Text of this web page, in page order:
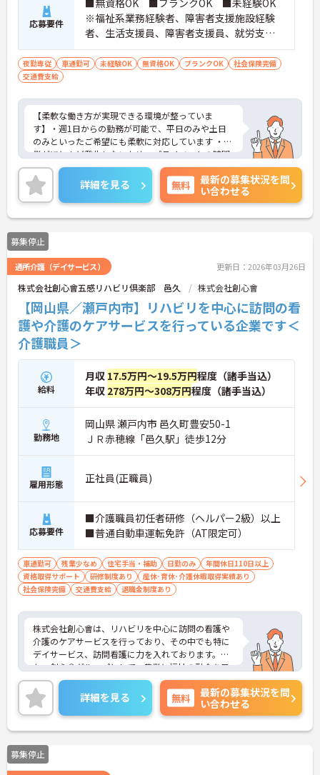
応募要件
※福祉系業務経験者、障害者支援施設経験
者、生活支援員、障害者支援員、就労支援
員、生活相談員等の経験歓迎
夜勤専従 車通勤可 未経験OK 無資格OK ブランクOK
社会保険完備
交通費支給
【柔軟な働き方が実現できる環境が整っていま
す】・週1日からの勤務が可能で、平日のみや土日
のみといったご希望にも柔軟に対応しています ・残
業がほとんど発生しないため、プライベートの時間
やWワークとの両立がしやすい環境です【現場の負
担を軽減するサポート体制が充実しています】・お
食事の準備には食材の宅配サービスを利用してお
り、献立やレシピが決まっているため安心してお仕
事に取り組んでいただけます・夜間も複数名のスタ
ッフが常駐する人員体制を確保しており、夜間の見
守りや巡回業務も心強い環境です【充実した待遇で
長期的なご就業を後押ししています】 駐車場を完備
しているためマイカーでのご通勤も可能です・超過
勤務や深夜割増などの手当は1分単位で正確に支給
しており、パートの方も年2回の昇給の機会が設け
られています
全国に約300施設ほどの障がい者グループホームを
展開し、急成長を続けている安定法人です。「住ま
いで困っている障がい者が『0』の社会を創る」と
いう理念を掲げ、ご利用者様が安心して暮らせる地
域社会の実現を目指しています。日中サービス支援
型のホームとして、ご利用者様一人ひとりを尊重し
た温かい支援を提供しています。グループホーム専
用に設計された新築物件を中心に運営しており、清
潔で快適な環境が整っています。入社時の研修をは
れた福祉業界でのご経験や有資格者としての専門性
を存分に活かせる環境です。将来的に正社員を目指
すことができる登用制度や、外部研修の受講支援な
どもご用意しています。お食事の準備におきまして
も、レシピや食材の宅配サービスを利用することで
現場の負担を軽減しています。夜間も複数名体制を
確保しているため、安心して長くご活躍いただけま
す。
詳細を見る 無料
最新の募集状況を問
い合わせる
募集停止
通所介護（デイサービス） 更新日：2026年03月26日
株式会社創心會五感リハビリ倶楽部 邑久 株式会社創心會
【岡山県／瀬戸内市】リハビリを中心に訪問の看
護や介護のケアサービスを行っている企業です＜
介護職員＞
給料
月収 17.5万円～19.5万円程度（諸手当込）
年収 278万円～308万円程度（諸手当込）
勤務地
岡山県 瀬戸内市 邑久町豊安50-1
ＪＲ赤穂線「邑久駅」徒歩12分
雇用形態 正社員(正職員)
応募要件
■介護職員初任者研修（ヘルパー2級）以上
■普通自動車運転免許（AT限定可）
車通勤可 残業少なめ 住宅手当・補助 日勤のみ
年間休日110日以上
資格取得サポート
研修制度あり
産休･育休･介護休暇取得実績あり
社会保険完備
交通費支給 退職金制度あり
株式会社創心會は、リハビリを中心に訪問の看護や
介護のケアサービスを行っており、その中でも特に
デイサービス、訪問看護に力を入れております。ま
た、創心會グループとして、農業と福祉の融合を目
指した「合同会社ど根性ファーム」という農業を行
うことで自然にリハビリを行うことができるという
面白い取り組みも行っております。日勤帯勤務のみ
の勤務が可能で、お子様のいらっしゃる方も働きや
すいよう、しっかりサポートしてくださっておりま
す。興味がある方は是非お問い合わせください♪
詳細を見る 無料
最新の募集状況を問
い合わせる
募集停止